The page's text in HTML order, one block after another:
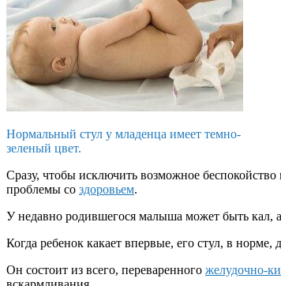
Нормальный стул у младенца имеет темно-
зеленый цвет.
Сразу, чтобы исключить возможное
проблемы со здоровьем.
У недавно родившегося малыша может быть кал,
Когда ребенок какает впервые, его стул, в
Он состоит из всего, переваренного желудочно-